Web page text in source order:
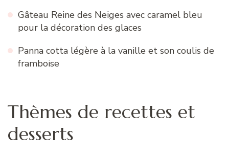
Gâteau Reine des Neiges avec caramel bleu
pour la décoration des glaces
Panna cotta légère à la vanille et son coulis de
framboise
Thèmes de recettes et
desserts